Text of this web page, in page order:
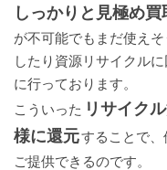
しっかりと見極め
が不可能でもまだ使え
したり資源リサイクル
に行っております。
こういった リサイク
様に還元することで
ご提供できるのです。